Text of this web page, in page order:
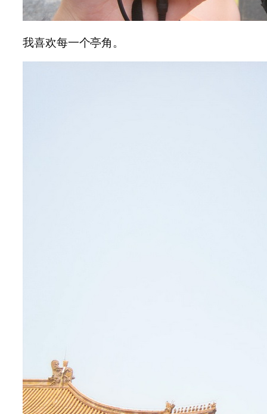
我喜欢每一个亭角。